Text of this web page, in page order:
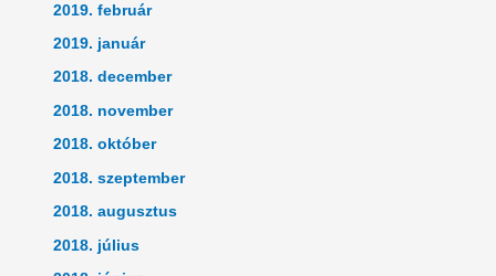
2019. február
2019. január
2018. december
2018. november
2018. október
2018. szeptember
2018. augusztus
2018. július